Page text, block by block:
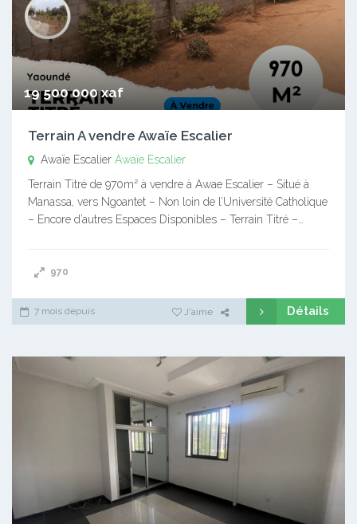
19 500 000 xaf
Terrain A vendre Awaïe Escalier
Awaïe Escalier Awaïe Escalier
Terrain Titré de 970m² à vendre à Awae Escalier – Situé à
Manassa, vers Ngoantet – Non loin de l’Université Catholique
– Encore d’autres Espaces Disponibles – Terrain Titré –…
970
7 mois depuis J'aime Détails